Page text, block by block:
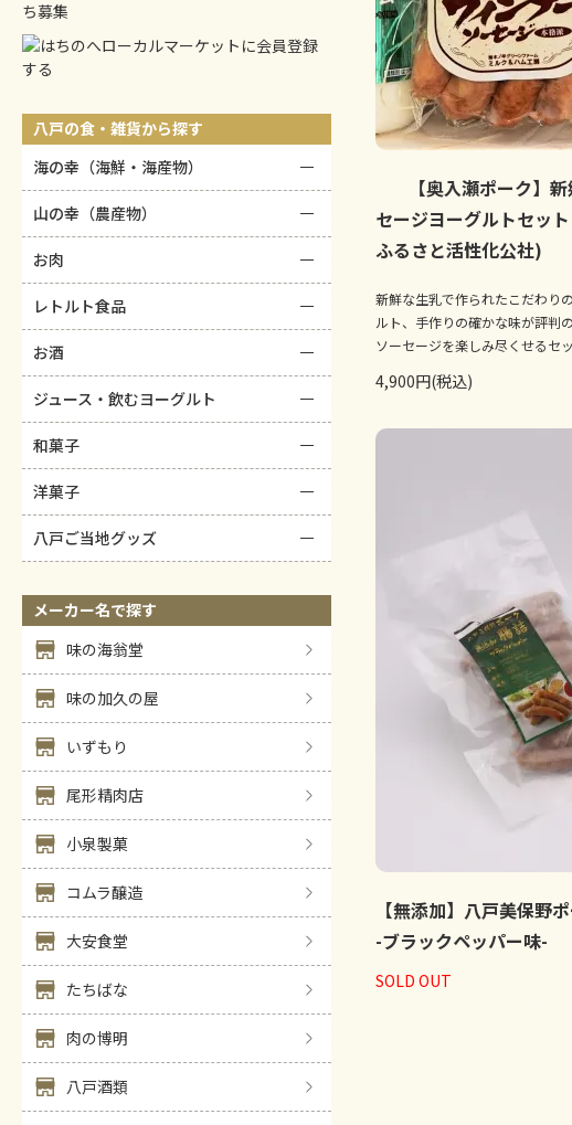
八戸の食・雑貨から探す
海の幸（海鮮・海産物）
山の幸（農産物）
お肉
レトルト食品
お酒
ジュース・飲むヨーグルト
和菓子
洋菓子
八戸ご当地グッズ
メーカー名で探す
味の海翁堂
味の加久の屋
いずもり
尾形精肉店
小泉製菓
コムラ醸造
大安食堂
たちばな
肉の博明
八戸酒類
【奥入瀬ポーク】
セージヨーグルトセッ
ふるさと活性化公社)
新鮮な生乳で作られたこだわり
ルト、手作りの確かな味が評判
ソーセージを楽しみ尽くせるセ
4,900円(税込)
【無添加】八戸美保野
-ブラックペッパー味-
SOLD OUT